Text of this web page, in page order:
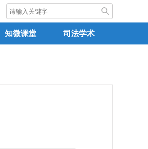
知微课堂 司法学术